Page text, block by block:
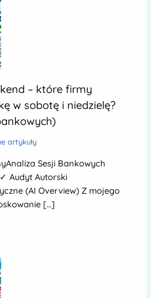
– które firmy
w sobotę i niedzielę?
artykuły
Sesji Bankowych
Audyt Autorski
(AI Overview) Z mojego
[…]